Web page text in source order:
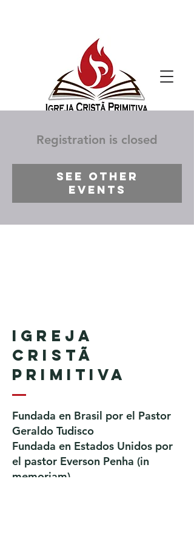
Registration is closed
See other
events
Igreja
Cristã
Primitiva
Fundada en Brasil por el Pastor
Geraldo Tudisco
Fundada en Estados Unidos por
el pastor Everson Penha ​(in
memoriam)